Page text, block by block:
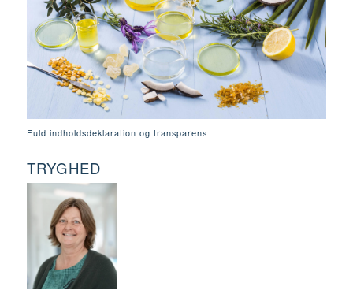
Fuld indholdsdeklaration og transparens
TRYGHED